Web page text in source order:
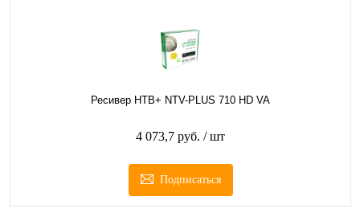
Ресивер НТВ+ NTV-PLUS 710 HD VA
4 073,7 руб. / шт
Подписаться